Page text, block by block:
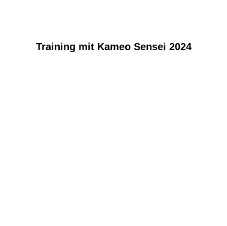
Training mit Kameo Sensei 2024